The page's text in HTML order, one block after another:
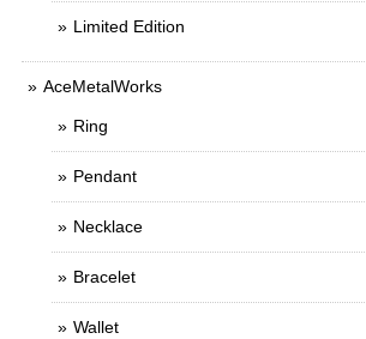
Limited Edition
AceMetalWorks
Ring
Pendant
Necklace
Bracelet
Wallet